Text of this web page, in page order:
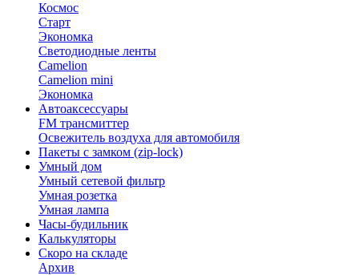
Космос
Старт
Экономка
Светодиодные ленты
Camelion
Camelion mini
Экономка
Автоаксессуары
FM трансмиттер
Освежитель воздуха для автомобиля
Пакеты с замком (zip-lock)
Умный дом
Умный сетевой фильтр
Умная розетка
Умная лампа
Часы-будильник
Калькуляторы
Скоро на складе
Архив